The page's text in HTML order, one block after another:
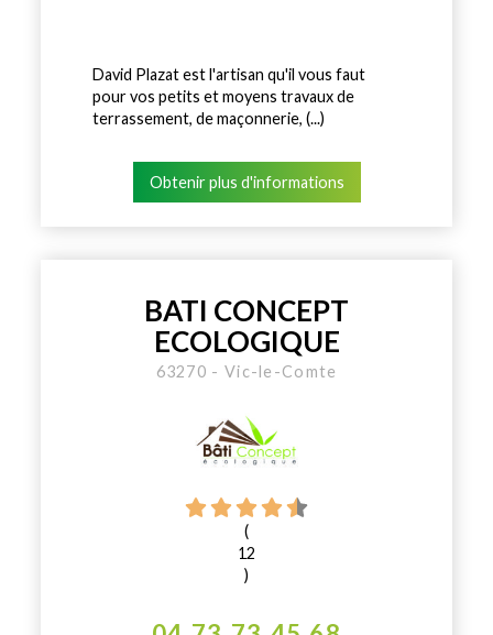
David Plazat est l'artisan qu'il vous faut
pour vos petits et moyens travaux de
terrassement, de maçonnerie, (...)
Obtenir plus d'informations
BATI CONCEPT
ECOLOGIQUE
63270 - Vic-le-Comte
(
12
)